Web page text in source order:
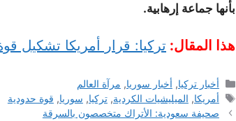
بأنها جماعة إرهابية.
هذا المقال: تركيا: قرار أمريكا تشكيل
التصنيفات
أخبار تركيا, أخبار سوريا, مرآة العالم
الوسوم
أمريكا, الميليشيات الكردية,تركيا, سوريا, قوة حدودية
صحيفة سعودية: الأتراك متخصصون بالسرقة